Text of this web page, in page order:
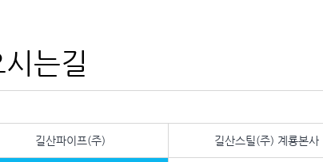
는길
길산파이프(주) 길산스틸(주) 계룡본사